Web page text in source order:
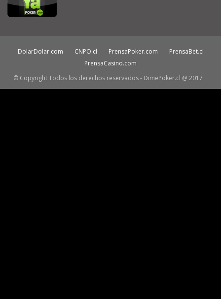
DolarDolar.com CNPO.cl PrensaPoker.com
PrensaBet.cl
PrensaCasino.com
© Copyright Todos los derechos reservados - DimePoker.cl @ 2017